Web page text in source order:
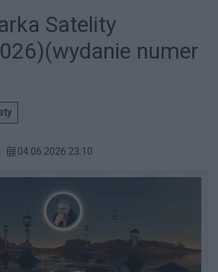
Satelity
numer
04.06.2026 23:10